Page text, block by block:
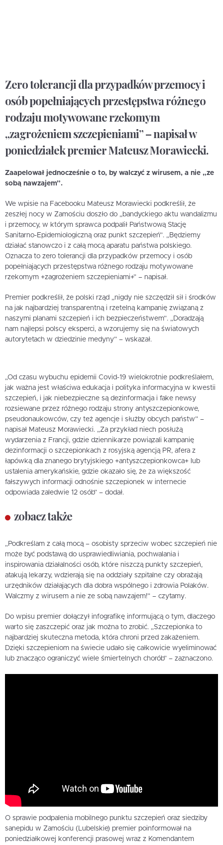
Zero tolerancji dla przypadków przemocy i
osób popełniających przestępstwa różnego
rodzaju motywowane rzekomym
„zagrożeniem szczepieniami” – napisał w
poniedziałek premier Mateusz Morawiecki.
Zaapelował jednocześnie o to, by walczyć z wirusem, a nie „ze
sobą nawzajem”.
We wpisie na Facebooku Mateusz Morawiecki podkreślił, że
zeszłej nocy w Zamościu doszło do „bandyckiego aktu wandalizmu
i przemocy, w którym sprawca podpalił Państwową Stację
Sanitarno-Epidemiologiczną oraz punkt szczepień”. „Będziemy
działać stanowczo i z całą mocą aparatu państwa polskiego.
Oznacza to zero tolerancji dla przypadków przemocy i osób
popełniających przestępstwa różnego rodzaju motywowane
rzekomym +zagrożeniem szczepieniami+” – napisał.
Premier podkreślił, że polski rząd „nigdy nie szczędził sił i środków
na jak najbardziej transparentną i rzetelną kampanię związaną z
naszymi planami szczepień i ich bezpieczeństwem”. „Doradzają
nam najlepsi polscy eksperci, a wzorujemy się na światowych
autorytetach w dziedzinie medyny” – wskazał.
„Od czasu wybuchu epidemii Covid-19 wielokrotnie podkreślałem,
jak ważna jest właściwa edukacja i polityka informacyjna w kwestii
szczepień, i jak niebezpieczne są dezinformacja i fake newsy
rozsiewane przez różnego rodzaju strony antyszczepionkowe,
pseudonaukowców, czy też agencje i służby obcych państw” –
napisał Mateusz Morawiecki. „Za przykład niech posłużą
wydarzenia z Francji, gdzie dziennikarze powiązali kampanię
dezinformacji o szczepionkach z rosyjską agencją PR, afera z
łapówką dla znanego brytyjskiego +antyszczepionkowca+ lub
ustalenia amerykańskie, gdzie okazało się, że za większość
fałszywych informacji odnośnie szczepionek w internecie
odpowiada zaledwie 12 osób” – dodał.
zobacz także
„Podkreślam z całą mocą – osobisty sprzeciw wobec szczepień nie
może być podstawą do usprawiedliwiania, pochwalania i
inspirowania działalności osób, które niszczą punkty szczepień,
atakują lekarzy, wdzierają się na oddziały szpitalne czy obrażają
urzędników działających dla dobra wspólnego i zdrowia Polaków.
Walczmy z wirusem a nie ze sobą nawzajem!” – czytamy.
Do wpisu premier dołączył infografikę informującą o tym, dlaczego
warto się zaszczepić oraz jak można to zrobić. „Szczepionka to
najbardziej skuteczna metoda, która chroni przed zakażeniem.
Dzięki szczepieniom na świecie udało się całkowicie wyeliminować
lub znacząco ograniczyć wiele śmiertelnych chorób” – zaznaczono.
O sprawie podpalenia mobilnego punktu szczepień oraz siedziby
sanepidu w Zamościu (Lubelskie) premier poinformował na
poniedziałkowej konferencji prasowej wraz z Komendantem